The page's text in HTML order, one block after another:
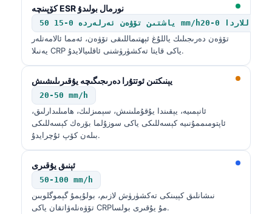
كۆپىنچە ESR نورمال بولىدۇ
تۆۋەن دەرىجىلىك ياللۇغ ئېھتىماللىقى تۆۋەن، ئەمما ئالامەتلەر
يەنىلا CRP ياكى قايتا تەكشۈرۈشنى ئاقلىيالايدۇ.
يېنىكتىن ئوتتۇرا دەرىجىگىچە يۇقىرىلىشىش
20-50 mm/h
ئانېمىيە، يېقىندا يۇقۇملىنىش، سېمىزلىك، ھامىلىدارلىق،
ئاپتومىممۇنىيە كېسەللىكى ياكى سوزۇلما بۆرەك كېسەللىكى
بىلەن كۆپ ئۇچرايدۇ.
ئېنىق يۇقىرى
50-100 mm/h
نىشانلىق كېيىنكى تەكشۈرۈش لازىم، بولۇپمۇ گېموگلوبىن
تۆۋەنلەۋاتقان ياكى CRPمۇ يۇقىرى بولسا.